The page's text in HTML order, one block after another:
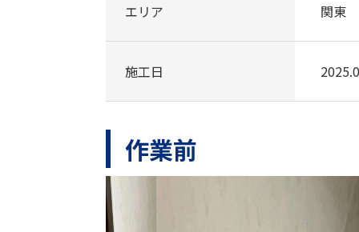
エリア 関東
施工日
作業前